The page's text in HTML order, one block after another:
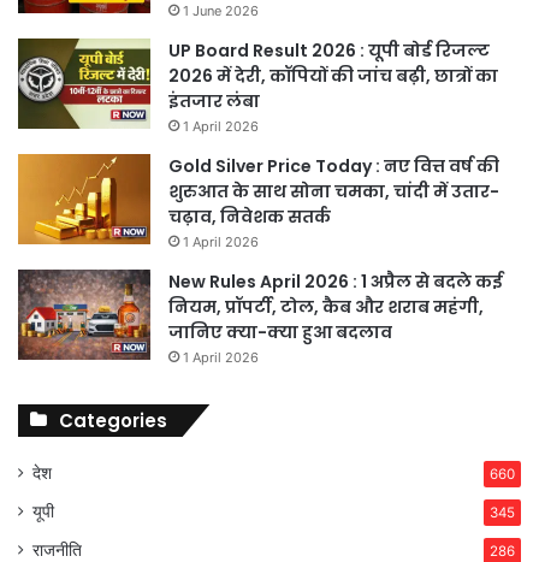
1 June 2026
UP Board Result 2026 : यूपी बोर्ड रिजल्ट
2026 में देरी, कॉपियों की जांच बढ़ी, छात्रों का
इंतजार लंबा
1 April 2026
Gold Silver Price Today : नए वित्त वर्ष की
शुरुआत के साथ सोना चमका, चांदी में उतार-
चढ़ाव, निवेशक सतर्क
1 April 2026
New Rules April 2026 : 1 अप्रैल से बदले कई
नियम, प्रॉपर्टी, टोल, कैब और शराब महंगी,
जानिए क्या-क्या हुआ बदलाव
1 April 2026
Categories
देश 660
यूपी 345
राजनीति 286